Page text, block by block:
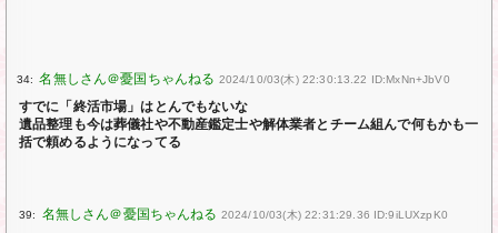
34: 2024/10/03(木) 22:30:13.22 ID:MxNn+JbV0
すでに「終活市場」はとんでもないな
遺品整理も今は葬儀社や不動産鑑定士や解体業者とチーム組んで何もかも一
括で頼めるようになってる
39: 2024/10/03(木) 22:31:29.36 ID:9iLUXzpK0